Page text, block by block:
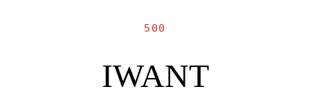
500
IWANT